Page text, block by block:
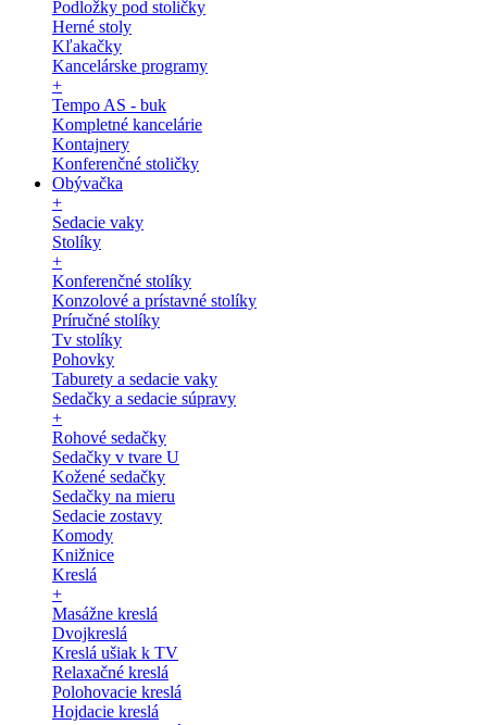
Podložky pod stoličky
Herné stoly
Kľakačky
Kancelárske programy
+
Tempo AS - buk
Kompletné kancelárie
Kontajnery
Konferenčné stoličky
Obývačka
+
Sedacie vaky
Stolíky
+
Konferenčné stolíky
Konzolové a prístavné stolíky
Príručné stolíky
Tv stolíky
Pohovky
Taburety a sedacie vaky
Sedačky a sedacie súpravy
+
Rohové sedačky
Sedačky v tvare U
Kožené sedačky
Sedačky na mieru
Sedacie zostavy
Komody
Knižnice
Kreslá
+
Masážne kreslá
Dvojkreslá
Kreslá ušiak k TV
Relaxačné kreslá
Polohovacie kreslá
Hojdacie kreslá